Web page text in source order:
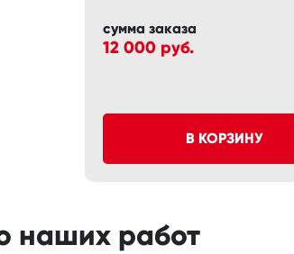
сумма заказа
12 000 руб.
В КОРЗИНУ
наших работ